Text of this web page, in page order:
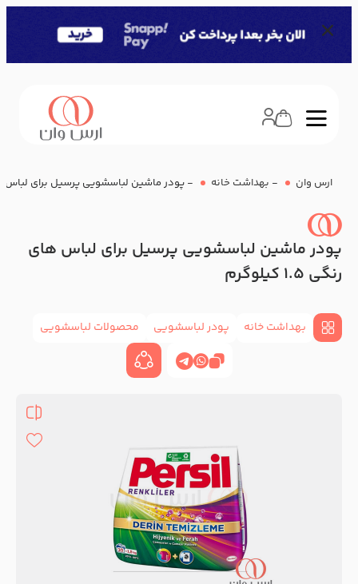
ارس وان - بهداشت خانه - پودر ماشین لباسشویی پرسیل برای لباس های
پودر ماشین لباسشویی پرسیل برای لباس های
رنگی 1.5 کیلوگرم
بهداشت خانه پودر لباسشویی محصولات لباسشویی